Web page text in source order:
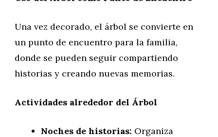
Una vez decorado, el árbol se convierte en
un punto de encuentro para la familia,
donde se pueden seguir compartiendo
historias y creando nuevas memorias.
Actividades alrededor del Árbol
Noches de historias: Organiza